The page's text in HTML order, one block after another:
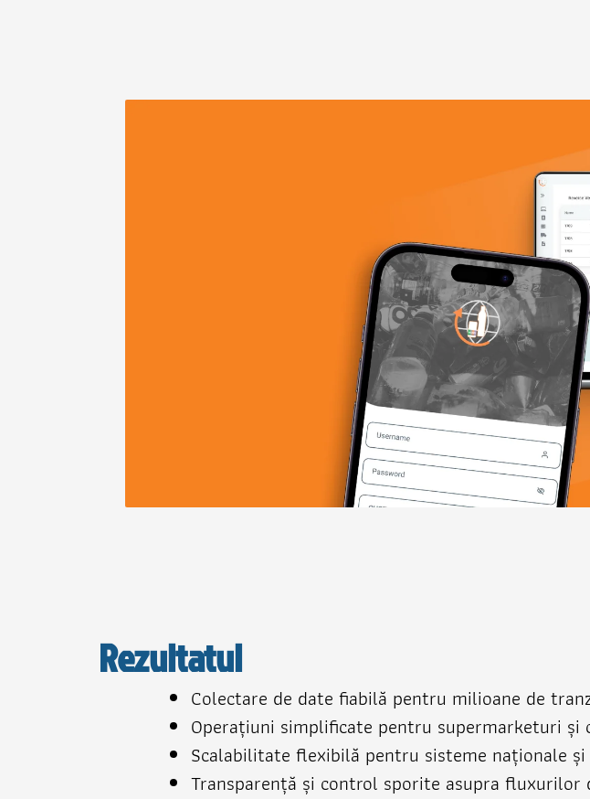
Rezultatul
Colectare de date fiabilă pentru milioane de
Operațiuni simplificate pentru supermarketuri
Scalabilitate flexibilă pentru sisteme naționale
Transparență și control sporite asupra